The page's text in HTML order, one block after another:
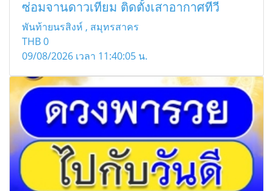
ซ่อมจานดาวเทียม ติดตั้งเสาอากาศทีวี
พันท้ายนรสิงห์ , สมุทรสาคร
THB0
09/08/2026 เวลา 11:40:05 น.